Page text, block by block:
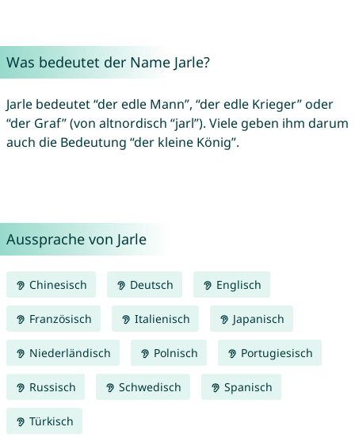
Was bedeutet der Name Jarle?
Jarle bedeutet “der edle Mann”, “der edle Krieger” oder
“der Graf” (von altnordisch “jarl”). Viele geben ihm darum
auch die Bedeutung “der kleine König”.
Aussprache von Jarle
Chinesisch Deutsch Englisch
Französisch Italienisch Japanisch
Niederländisch Polnisch Portugiesisch
Russisch Schwedisch Spanisch
Türkisch